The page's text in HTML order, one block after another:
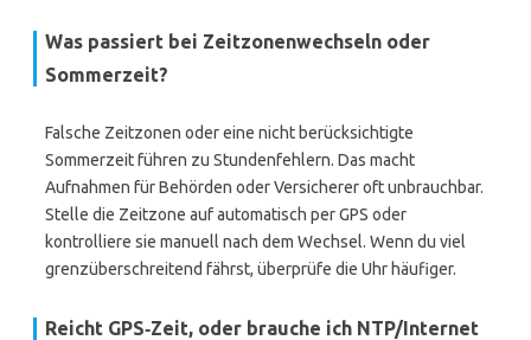
Was passiert bei Zeitzonenwechseln oder
Sommerzeit?
Falsche Zeitzonen oder eine nicht berücksichtigte
Sommerzeit führen zu Stundenfehlern. Das macht
Aufnahmen für Behörden oder Versicherer oft unbrauchbar.
Stelle die Zeitzone auf automatisch per GPS oder
kontrolliere sie manuell nach dem Wechsel. Wenn du viel
grenzüberschreitend fährst, überprüfe die Uhr häufiger.
Reicht GPS‑Zeit, oder brauche ich NTP/Internet